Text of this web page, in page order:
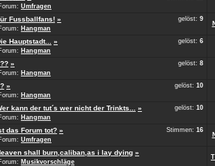
Umfragen
gelöst: 9
Fussballfans! »
Hangman
gelöst: 6
Hauptstadt... »
Hangman
gelöst: 8
»
Hangman
gelöst: 10
»
Hangman
gelöst: 10
kann der tut´s wer nicht der Trinkts... »
Hangman
Stimmen: 16
das Forum tot? »
Umfragen
shall burn,caliban,as i lay dying »
Musikvorschläge